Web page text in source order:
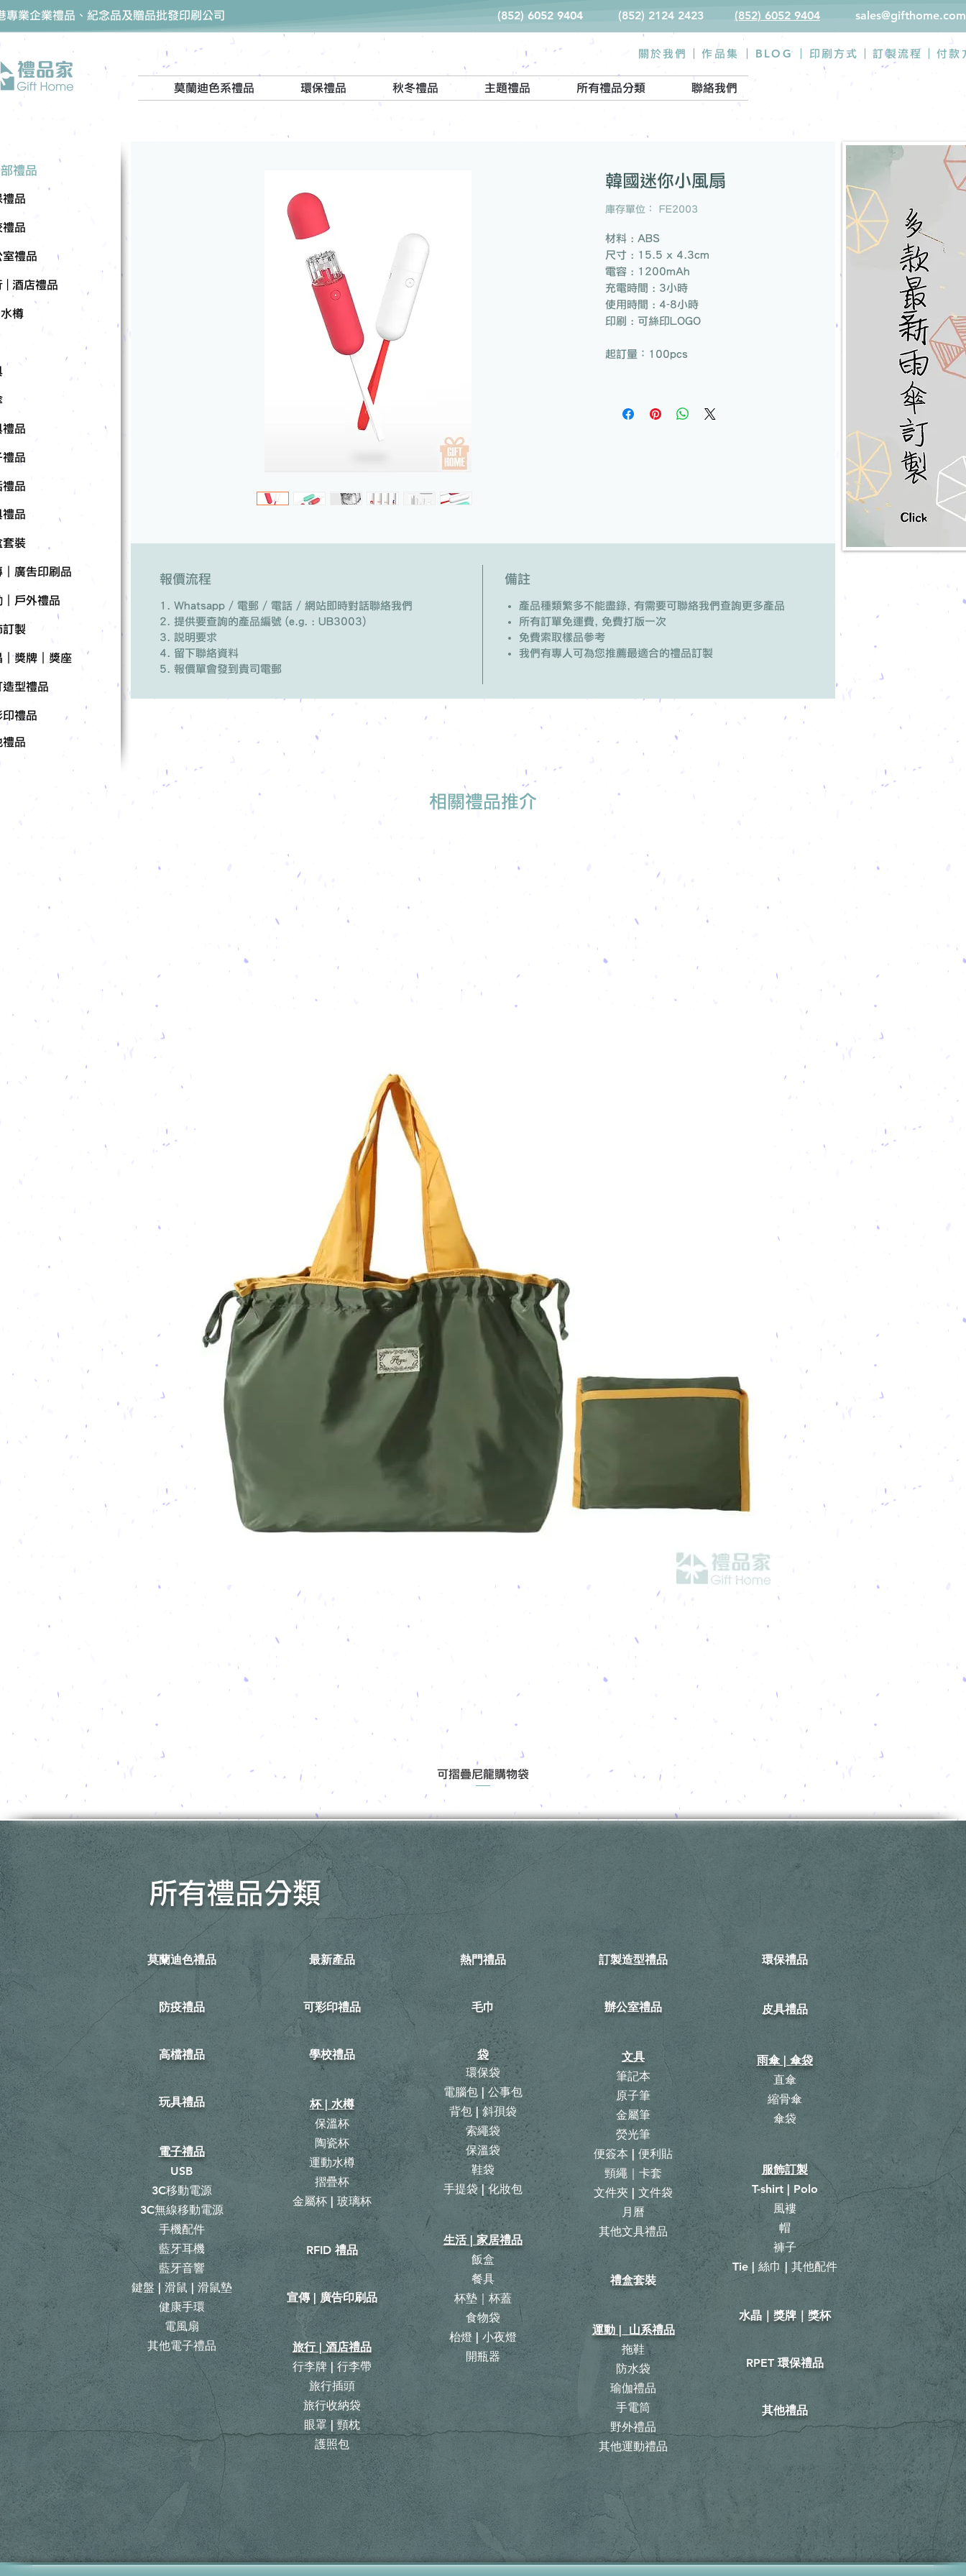
專業企業禮品、紀念品及贈品批發印刷公司 (852) 6052 9404 (852) 2124 2423 (852) 6052 9404
關於我們 | 作品集 BLOG 印刷方式 |訂製流程 付款
莫蘭迪色系禮品 環保禮品 秋冬禮品 主題禮品 所有禮品分類 聯絡我們
禮品
禮品
禮品
室禮品
| 酒店禮品
樽
禮品
禮品
禮品
禮品
套裝
｜廣告印刷品
｜戶外禮品
訂製
｜獎牌｜獎座
造型禮品
禮品
印禮品
韓國迷你小風扇
庫存單位： FE2003
材料 : ABS
尺寸 : 15.5 x 4.3cm
電容 : 1200mAh
充電時間 : 3小時
使用時間 : 4-8小時
印刷 : 可絲印LOGO
起訂量：100pcs
報價流程
Whatsapp / 電郵 / 電話 / 網站即時對話聯絡我們
提供要查詢的產品編號 (e.g. : UB3003)
說明要求
留下聯絡資料
報價單會發到貴司電郵
備註
產品種類繁多不能盡錄, 有需要可聯絡我們查詢更多產品
所有訂單免運費, 免費打版一次
免費索取樣品參考
我們有專人可為您推薦最適合的禮品訂製
相關禮品推介
可摺疊尼龍購物袋
所有禮品分類
最新產品
​可彩印禮品
學校禮品
杯 | 水樽
保溫杯
陶瓷杯
運動水樽
摺疊杯
金屬杯 | 玻璃杯
RFID 禮品
宣傳 | 廣告印刷品
旅行 | 酒店禮品
行李牌 | 行李帶
旅行插頭
​旅行收納袋
眼罩 | 頸枕
護照包
莫蘭迪色禮品
防疫禮品
高檔禮品
玩具禮品
電子禮品
USB
3C移動電源
3C無線移動電源
手機配件
藍牙耳機
藍牙音響
鍵盤 | 滑鼠 | 滑鼠墊
健康手環
電風扇
其他電子禮品
熱門禮品
毛巾
袋
環保袋
電腦包 | 公事包
背包|斜孭袋
​索繩袋
保溫袋
鞋袋
手提袋 | 化妝包
生活 | 家居禮品
飯盒
餐具
杯墊｜杯蓋
食物袋
枱燈 | 小夜燈
開瓶器
訂製造型禮品
​辦公室禮品
文具
筆記本
原子筆
金屬筆
熒光筆
便簽本 | 便利貼
頸繩｜卡套
文件夾 | 文件袋
月曆
​其他文具禮品
禮盒套裝
運動 | 山系禮品
拖鞋
防水袋
瑜伽禮品
手電筒
野外禮品
其他運動禮品
環保禮品
皮具禮品
雨傘 | 傘袋
直傘
縮骨傘
​傘袋
服飾訂製
T-shirt | Polo
風褸
帽
褲子
Tie | 絲巾 | 其他配件
​水晶｜獎牌｜獎杯
RPET 環保禮品
其他禮品